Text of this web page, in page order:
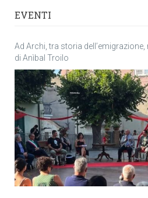
EVENTI
Ad Archi, tra storia
di Anìbal Troilo